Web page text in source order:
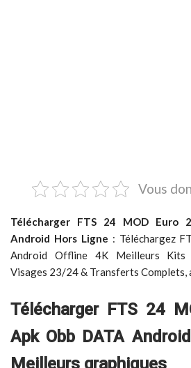
Vous
Télécharger FTS 24 MOD Euro
Android Hors Ligne : Téléchargez
Android Offline 4K Meilleurs Kits
Visages 23/24 & Transferts Complets,
Télécharger FTS 24
Apk Obb DATA
Meilleurs graphiques